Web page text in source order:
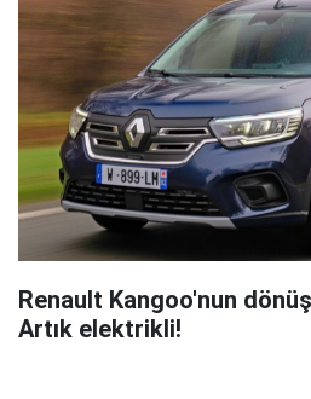
Renault Kangoo'nun
Artık elektrikli!